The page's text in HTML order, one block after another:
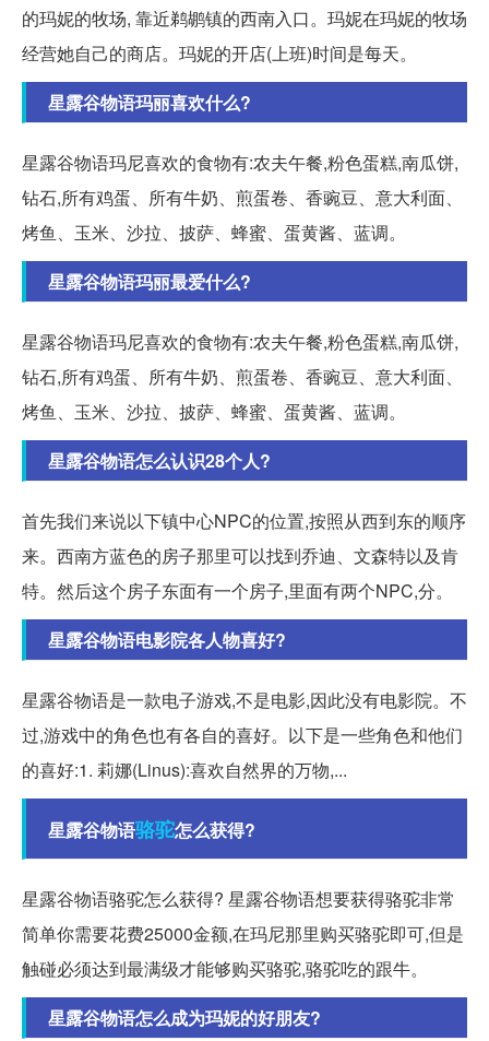
的玛妮的牧场, 靠近鹈鹕镇的西南入口。玛妮在玛妮的牧场
经营她自己的商店。玛妮的开店(上班)时间是每天。
星露谷物语玛丽喜欢什么?
星露谷物语玛尼喜欢的食物有:农夫午餐,粉色蛋糕,南瓜饼,
钻石,所有鸡蛋、所有牛奶、煎蛋卷、香豌豆、意大利面、
烤鱼、玉米、沙拉、披萨、蜂蜜、蛋黄酱、蓝调。
星露谷物语玛丽最爱什么?
星露谷物语玛尼喜欢的食物有:农夫午餐,粉色蛋糕,南瓜饼,
钻石,所有鸡蛋、所有牛奶、煎蛋卷、香豌豆、意大利面、
烤鱼、玉米、沙拉、披萨、蜂蜜、蛋黄酱、蓝调。
星露谷物语怎么认识28个人?
首先我们来说以下镇中心NPC的位置,按照从西到东的顺序
来。西南方蓝色的房子那里可以找到乔迪、文森特以及肯
特。然后这个房子东面有一个房子,里面有两个NPC,分。
星露谷物语电影院各人物喜好?
星露谷物语是一款电子游戏,不是电影,因此没有电影院。不
过,游戏中的角色也有各自的喜好。以下是一些角色和他们
的喜好:1. 莉娜(Linus):喜欢自然界的万物,...
星露谷物语骆驼怎么获得?
星露谷物语骆驼怎么获得? 星露谷物语想要获得骆驼非常
简单你需要花费25000金额,在玛尼那里购买骆驼即可,但是
触碰必须达到最满级才能够购买骆驼,骆驼吃的跟牛。
星露谷物语怎么成为玛妮的好朋友?